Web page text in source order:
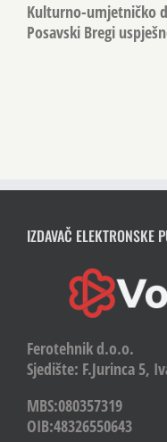
Kulturno-umjetničko
Posavski Bregi
IZDAVAČ ELEKTRONSKE
Ferotehnik d.o.o.
Sjedište: F.Jurinca 5,
MBS:080357319
OIB:48326550643